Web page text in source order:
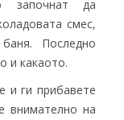
започнат да
смес,
Последно
и какаото.
и ги прибавете
внимателно на